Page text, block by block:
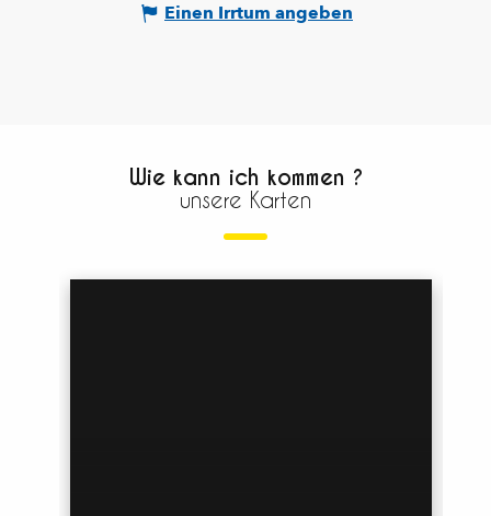
Einen Irrtum angeben
Wie kann ich kommen ?
unsere Karten